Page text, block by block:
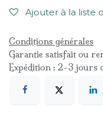
Ajouter à la liste
Conditions générales
Garantie satisfait ou
Expédition : 2-3 jours